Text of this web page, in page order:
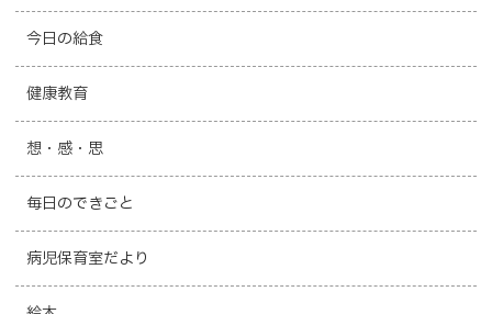
今日の給食
健康教育
想・感・思
毎日のできごと
病児保育室だより